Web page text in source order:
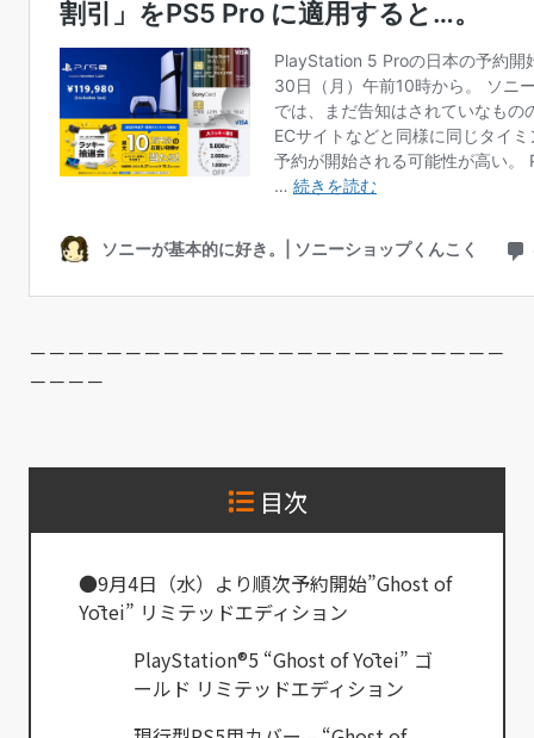
－－－－－－－－－－－－－－－－－－－－－－－－－
－－－－
目次
●9月4日（水）より順次予約開始”Ghost of
Yōtei” リミテッドエディション
PlayStation®5 “Ghost of Yōtei” ゴ
ールド リミテッドエディション